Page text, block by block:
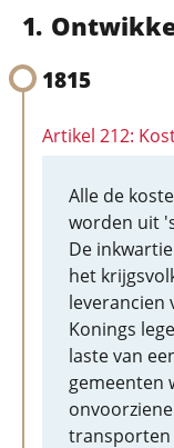
1815
Artikel 212:
Alle de
worden uit
De
het
leverancien
Konings
laste van
gemeenten
transporten